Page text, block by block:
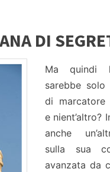
DI
Ma quindi
sarebbe
di marcatore
e nient’altro?
anche
sulla sua
avanzata da